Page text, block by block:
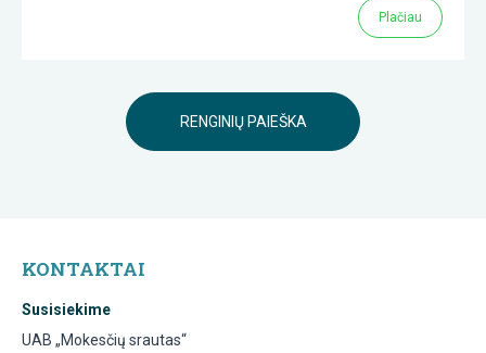
Plačiau
RENGINIŲ PAIEŠKA
KONTAKTAI
Susisiekime
UAB „Mokesčių srautas“